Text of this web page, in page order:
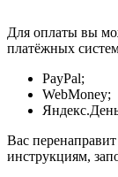
Для оплаты вы
платёжных
PayPal;
WebMoney;
Вас
инструкциям,